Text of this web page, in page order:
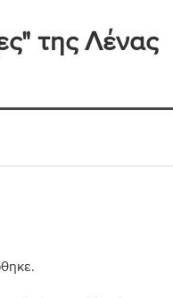
της Λένας